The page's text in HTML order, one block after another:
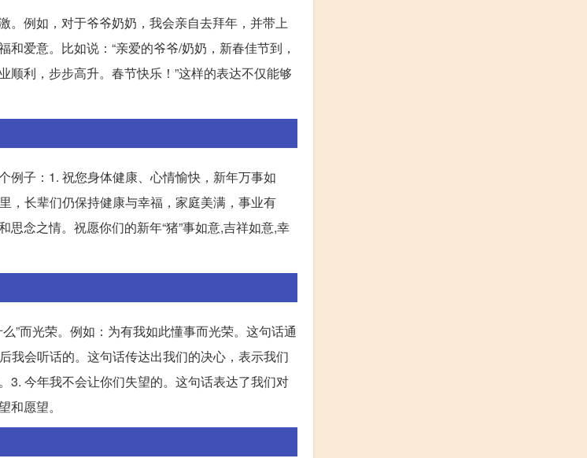
。例如，对于爷爷奶奶，我会亲自去拜年，并带上
爱意。比如说：“亲爱的爷爷/奶奶，新春佳节到，
利，步步高升。春节快乐！”这样的表达不仅能够
例子：1. 祝您身体健康、心情愉快，新年万事如
，长辈们仍保持健康与幸福，家庭美满，事业有
念之情。祝愿你们的新年“猪”事如意,吉祥如意,幸
”而光荣。例如：为有我如此懂事而光荣。这句话通
我会听话的。这句话传达出我们的决心，表示我们
3. 今年我不会让你们失望的。这句话表达了我们对
愿望。